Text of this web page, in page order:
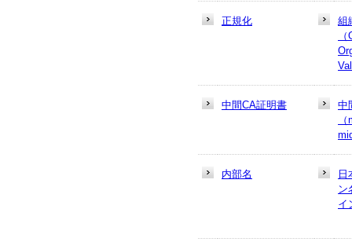
正規化
組
中間CA証明書
中
内部名
ン
イ